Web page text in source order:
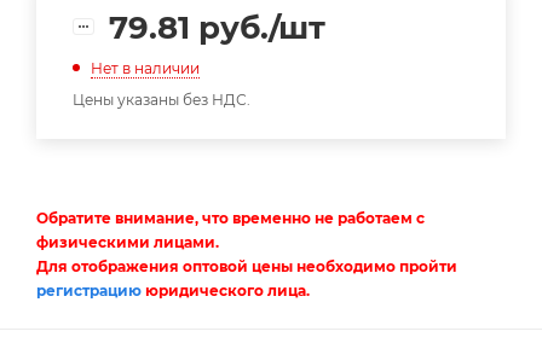
79.81 руб./шт
Нет в наличии
Цены указаны без НДС.
Обратите внимание, что временно не работаем с
физическими лицами.
Для отображения оптовой цены необходимо пройти
регистрацию юридического лица.